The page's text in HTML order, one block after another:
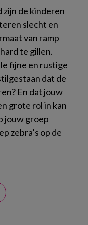
zijn de kinderen
slecht en
van ramp
te gillen.
fijne en rustige
dat de
En dat jouw
grote rol in kan
jouw groep
zebra’s op de